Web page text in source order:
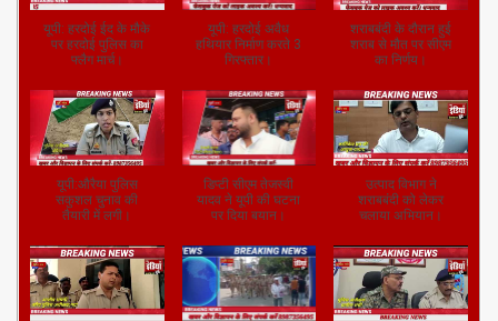
यूपी: हरदोई ईद के मौके
पर हरदोई पुलिस का
फ्लैग मार्च।
यूपी: हरदोई अवैध
हथियार निर्माण करते 3
गिरफ्तार।
शराबबंदी के दौरान हुई
शराब से मौत पर सीएम
का निर्णय।
यूपी:औरैया पुलिस
सकुशल चुनाव की
तैयारी में लगी।
डिप्टी सीएम तेजस्वी
यादव ने यूपी की घटना
पर दिया बयान।
उत्पाद विभाग ने
शराबबंदी को लेकर
चलाया अभियान।